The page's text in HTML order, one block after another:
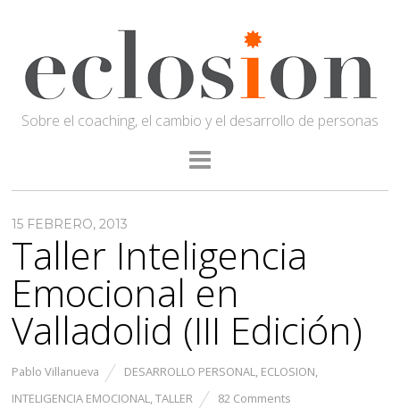
Sobre el coaching, el cambio y el desarrollo de personas
15 FEBRERO, 2013
Taller Inteligencia
Emocional en
Valladolid (III Edición)
Pablo Villanueva DESARROLLO PERSONAL, ECLOSION,
INTELIGENCIA EMOCIONAL,TALLER 82 Comments